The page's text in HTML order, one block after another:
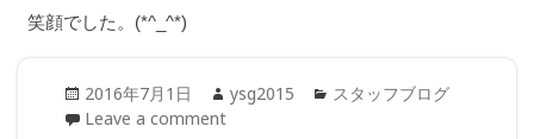
笑顔でした。(*^_^*)
Posted
on
2016年7月1日 Author
ysg2015 Categories
スタッフブログ
Leave a comment